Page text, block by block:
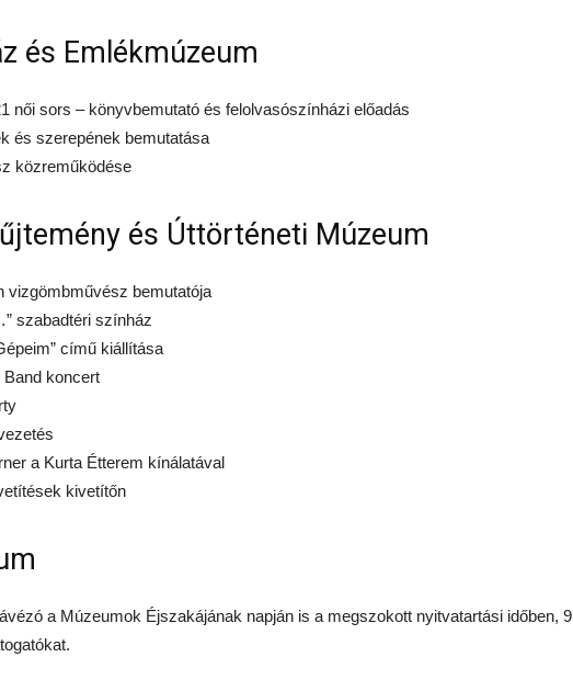
és Emlékmúzeum
női sors – könyvbemutató és felolvasószínházi előadás
és szerepének bemutatása
közreműködése
és Úttörténeti Múzeum
vizgömbművész bemutatója
szabadtéri színház
című kiállítása
Band koncert
a Kurta Étterem kínálatával
kivetítőn
a Múzeumok Éjszakájának napján is a megszokott nyitvatartási időben, 9